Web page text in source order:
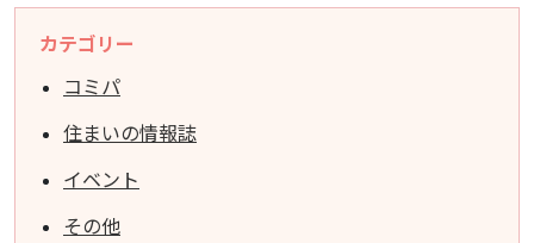
カテゴリー
コミパ
住まいの情報誌
イベント
その他